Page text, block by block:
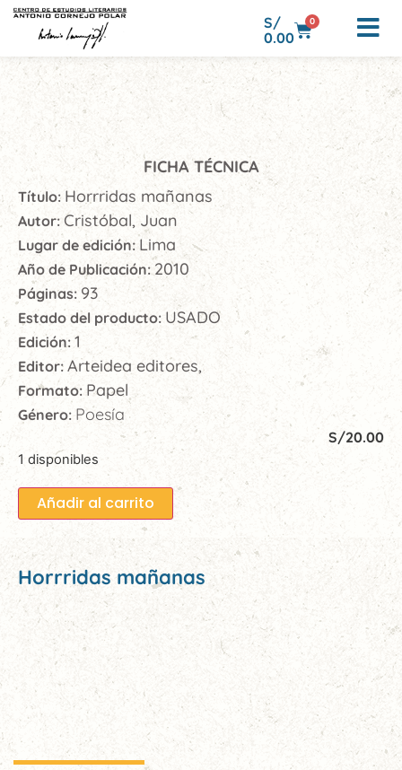
S/
0.00
0
FICHA TÉCNICA
Título: Horrridas mañanas
Autor: Cristóbal, Juan
Lugar de edición: Lima
Año de Publicación:2010
Páginas: 93
Estado del producto: USADO
Edición: 1
Editor: Arteidea editores,
Formato: Papel
Género: Poesía
S/20.00
1 disponibles
Añadir al carrito
Horrridas mañanas